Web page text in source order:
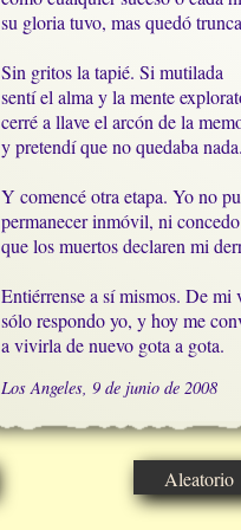
su gloria tuvo, mas quedó
Sin gritos la tapié. Si mutilada
sentí el alma y la mente
cerré a llave el arcón de la
y pretendí que no quedaba nada.
Y comencé otra etapa. Yo no
permanecer inmóvil, ni concedo
que los muertos declaren mi
Entiérrense a sí mismos. De mi
sólo respondo yo, y hoy me
a vivirla de nuevo gota a gota.
Los Angeles, 9 de junio de 2008
Aleatorio